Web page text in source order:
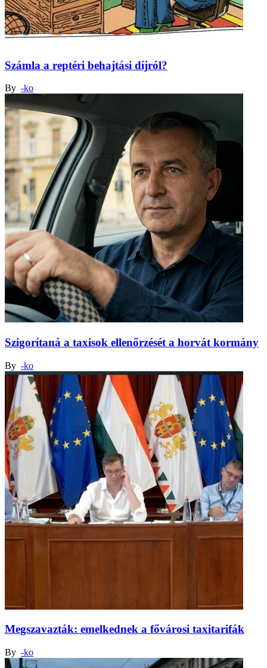
Számla a reptéri behajtási díjról?
By -ko
Szigorítaná a taxisok ellenőrzését a horvát kormány
By -ko
Megszavazták: emelkednek a fővárosi taxitarifák
By -ko